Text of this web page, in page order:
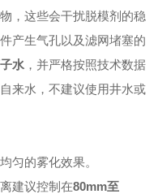
，这些会干扰脱模剂的稳
产生气孔以及滤网堵塞的
水 ，并严格按照技术数据
来水，不建议使用井水或
匀的雾化效果。
建议控制在80mm至